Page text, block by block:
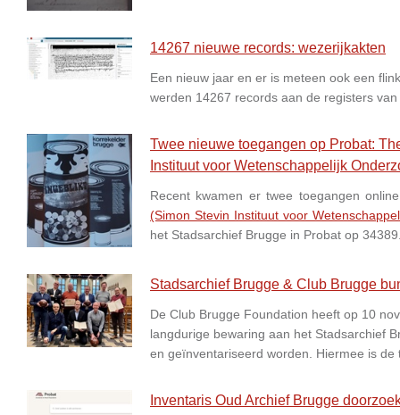
14267 nieuwe records: wezerijkakten
Een nieuw jaar en er is meteen ook een
werden 14267 records aan de registers
Twee nieuwe toegangen op Probat:
Instituut voor Wetenschappelijk
Recent kwamen er twee toegangen
(Simon Stevin Instituut voor
het Stadsarchief Brugge in Probat op
Stadsarchief Brugge & Club Brugge
De Club Brugge Foundation heeft op 10
langdurige bewaring aan het Stadsarchief
en geïnventariseerd worden. Hiermee is
Inventaris Oud Archief Brugge